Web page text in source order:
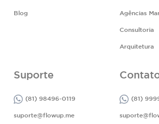
Blog Agências
Consultoria
Arquitetura
Suporte
(81) 98496-0119
suporte@flowup.me
(81)